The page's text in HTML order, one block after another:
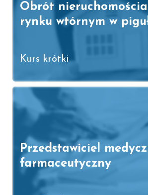
Obrót
rynku wtórnym w
Kurs krótki
Przedstawiciel
farmaceutyczny